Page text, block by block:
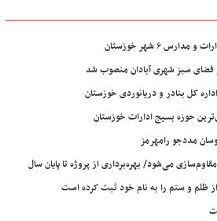
فضای سبز شهری آبادان منصوب شد
کل بنادر و دریانوردی خوزستان
حوزه بسیج ادارات خوزستان
می‌شود/ بهره‌برداری از پروژه تا پایان سال
ظلم و ستم را به نام خود ثبت کرده است